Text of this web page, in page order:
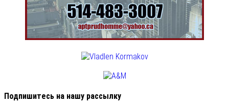
Подпишитесь на нашу рассылку